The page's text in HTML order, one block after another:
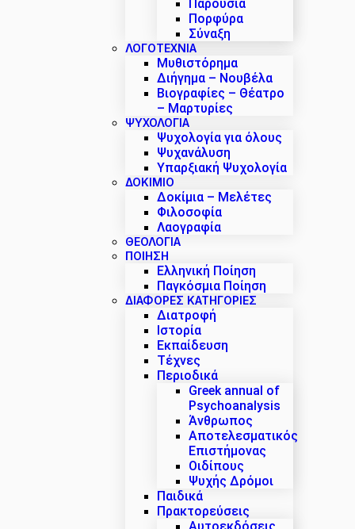
Παρουσία
Πορφύρα
Σύναξη
ΛΟΓΟΤΕΧΝΙΑ
Μυθιστόρημα
Διήγημα – Νουβέλα
Βιογραφίες – Θέατρο
– Μαρτυρίες
ΨΥΧΟΛΟΓΙΑ
Ψυχολογία για όλους
Ψυχανάλυση
Υπαρξιακή Ψυχολογία
ΔΟΚΊΜΙΟ
Δοκίμια – Μελέτες
Φιλοσοφία
Λαογραφία
ΘΕΟΛΟΓΙΑ
ΠΟΙΗΣΗ
Ελληνική Ποίηση
Παγκόσμια Ποίηση
ΔΙΑΦΟΡΕΣ ΚΑΤΗΓΟΡΙΕΣ
Διατροφή
Ιστορία
Εκπαίδευση
Τέχνες
Περιοδικά
Greek annual of
Psychoanalysis
Άνθρωπος
Αποτελεσματικός
Επιστήμονας
Οιδίπους
Ψυχής Δρόμοι
Παιδικά
Πρακτoρεύσεις
Αυτοεκδόσεις